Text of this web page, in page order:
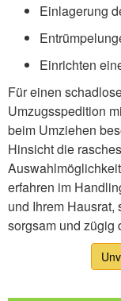
Einlagerung
Einrichten
Für einen
Umzugsspedition
beim Umziehen
Hinsicht die
erfahren im
und Ihrem Hausrat,
sorgsam und zügig